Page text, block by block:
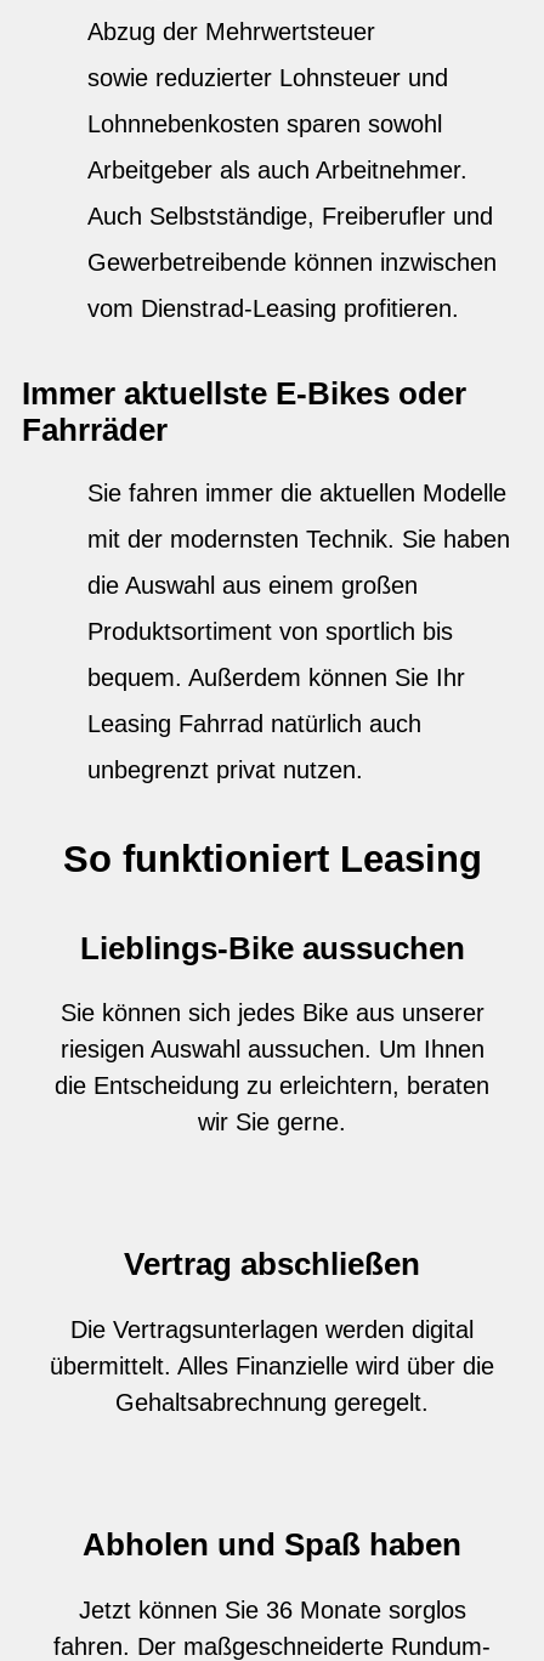
Abzug der Mehrwertsteuer
sowie reduzierter Lohnsteuer und
Lohnnebenkosten sparen sowohl
Arbeitgeber als auch Arbeitnehmer.
Auch Selbstständige, Freiberufler und
Gewerbetreibende können inzwischen
vom Dienstrad-Leasing profitieren.
Immer aktuellste E-Bikes oder
Fahrräder
Sie fahren immer die aktuellen Modelle
mit der modernsten Technik. Sie haben
die Auswahl aus einem großen
Produktsortiment von sportlich bis
bequem. Außerdem können Sie Ihr
Leasing Fahrrad natürlich auch
unbegrenzt privat nutzen.
So funktioniert Leasing
Lieblings-Bike aussuchen
Sie können sich jedes Bike aus unserer
riesigen Auswahl aussuchen. Um Ihnen
die Entscheidung zu erleichtern, beraten
wir Sie gerne.
Vertrag abschließen
Die Vertragsunterlagen werden digital
übermittelt. Alles Finanzielle wird über die
Gehaltsabrechnung geregelt.
Abholen und Spaß haben
Jetzt können Sie 36 Monate sorglos
fahren. Der maßgeschneiderte Rundum-